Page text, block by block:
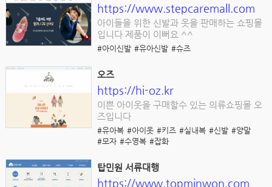
https://www.stepcaremall.com
아이들을 위한 신발과 옷을 판매하는 쇼핑몰
입니다 제품이 이뻐요 ^^
#아이신발 #유아신발 #슈즈
오즈
https://hi-oz.kr
이쁜 아이옷을 구매할수 있는 의류쇼핑몰 오
즈입니다
#유아복 #아이옷 #키즈 #실내복 #신발 #양말
#모자 #수영복 #잡화
탑민원 서류대행
https://www.topminwon.com